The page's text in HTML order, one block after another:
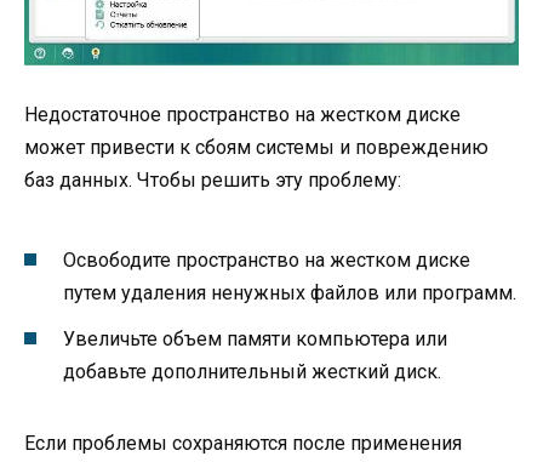
Недостаточное пространство на жестком диске
может привести к сбоям системы и повреждению
баз данных. Чтобы решить эту проблему:
Освободите пространство на жестком диске
путем удаления ненужных файлов или программ.
Увеличьте объем памяти компьютера или
добавьте дополнительный жесткий диск.
Если проблемы сохраняются после применения